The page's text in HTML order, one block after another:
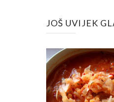
JOŠ UVIJEK